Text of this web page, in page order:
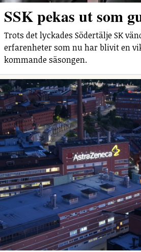
SSK pekas ut som
Trots det lyckades Södertälje SK
erfarenheter som nu har blivit en
kommande säsongen.